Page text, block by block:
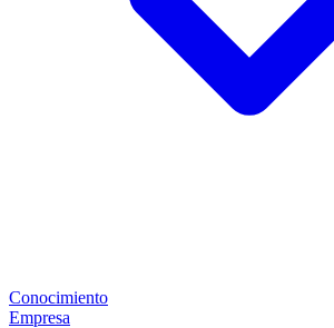
Conocimiento
Empresa